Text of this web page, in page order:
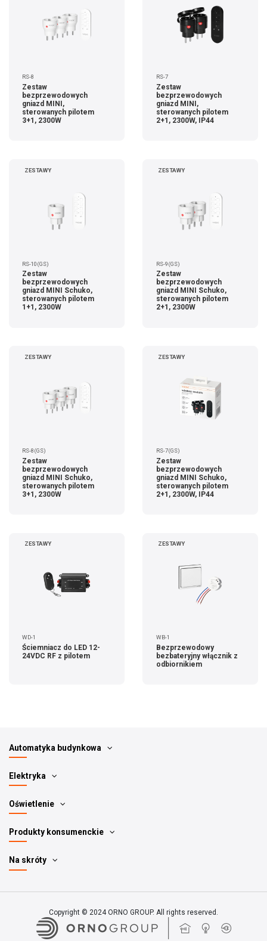
RS-8
Zestaw
bezprzewodowych
gniazd MINI,
sterowanych pilotem
3+1, 2300W
RS-7
Zestaw
bezprzewodowych
gniazd MINI,
sterowanych pilotem
2+1, 2300W, IP44
ZESTAWY
RS-10(GS)
Zestaw
bezprzewodowych
gniazd MINI Schuko,
sterowanych pilotem
1+1, 2300W
ZESTAWY
RS-9(GS)
Zestaw
bezprzewodowych
gniazd MINI Schuko,
sterowanych pilotem
2+1, 2300W
ZESTAWY
RS-8(GS)
Zestaw
bezprzewodowych
gniazd MINI Schuko,
sterowanych pilotem
3+1, 2300W
ZESTAWY
RS-7(GS)
Zestaw
bezprzewodowych
gniazd MINI Schuko,
sterowanych pilotem
2+1, 2300W, IP44
ZESTAWY
WD-1
Ściemniacz do LED 12-
24VDC RF z pilotem
ZESTAWY
WB-1
Bezprzewodowy
bezbateryjny włącznik z
odbiornikiem
Automatyka budynkowa
Elektryka
Oświetlenie
Produkty konsumenckie
Na skróty
Copyright © 2024 ORNO GROUP. All rights reserved.